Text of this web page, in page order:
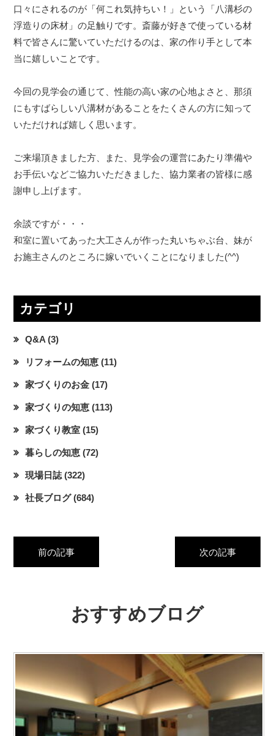
口々にされるのが「何これ気持ちい！」という「八溝杉の
浮造りの床材」の足触りです。斎藤が好きで使っている材
料で皆さんに驚いていただけるのは、家の作り手として本
当に嬉しいことです。
今回の見学会の通じて、性能の高い家の心地よさと、那須
にもすばらしい八溝材があることをたくさんの方に知って
いただければ嬉しく思います。
ご来場頂きました方、また、見学会の運営にあたり準備や
お手伝いなどご協力いただきました、協力業者の皆様に感
謝申し上げます。
余談ですが・・・
和室に置いてあった大工さんが作った丸いちゃぶ台、妹が
お施主さんのところに嫁いでいくことになりました(^^)
カテゴリ
Q&A (3)
リフォームの知恵 (11)
家づくりのお金 (17)
家づくりの知恵 (113)
家づくり教室 (15)
暮らしの知恵 (72)
現場日誌 (322)
社長ブログ(684)
前の記事 次の記事
おすすめブログ